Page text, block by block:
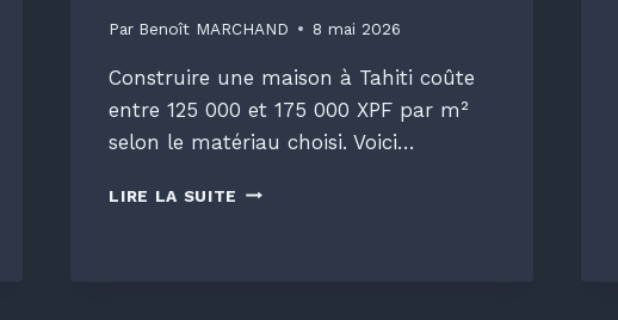
Par Benoît MARCHAND 8 mai 2026
Construire une maison à Tahiti coûte
entre 125 000 et 175 000 XPF par m²
selon le matériau choisi. Voici…
LIRE LA SUITE QUEL